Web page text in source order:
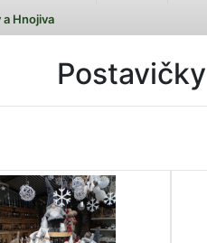
a Hnojiva